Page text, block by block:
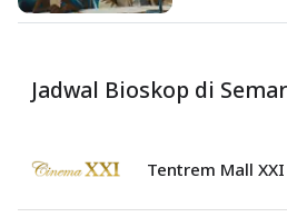
Jadwal Bioskop di
Tentrem Mall